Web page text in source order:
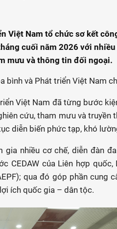
Việt Nam tổ chức sơ kết
cuối năm 2026 với
mưu và thông tin đối ngoại.
bình và Phát triển Việt Nam
Việt Nam đã từng bước
cứu, tham mưu và truyền
diễn biến phức tạp, khó
nhiều cơ chế, diễn đàn
CEDAW của Liên hợp quốc,
qua đó góp phần cung
ích quốc gia – dân tộc.